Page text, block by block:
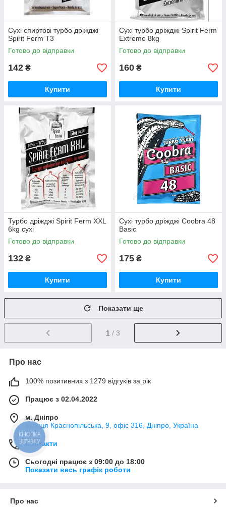
Сухі спиртові турбо дріжджі
Spirit Ferm T3
Готово до відправки
142 ₴
Купити
Сухі турбо дріжджі Spirit Ferm
Extreme 8kg
Готово до відправки
160 ₴
Купити
Турбо дріжджі Spirit Ferm XXL
6kg сухі
Готово до відправки
132 ₴
Купити
Сухі турбо дріжджі Coobra 48
Basic
Готово до відправки
175 ₴
Купити
Показати ще
1 / 3
Про нас
100% позитивних з 1279 відгуків за рік
Працює з 02.04.2022
м. Дніпро
вулиця Краснопільська, 9, офіс 316, Дніпро, Україна
Контакти
Сьогодні працює з 09:00 до 18:00
Показати весь графік роботи
Про нас
КНОПКА
ЗВ'ЯЗКУ